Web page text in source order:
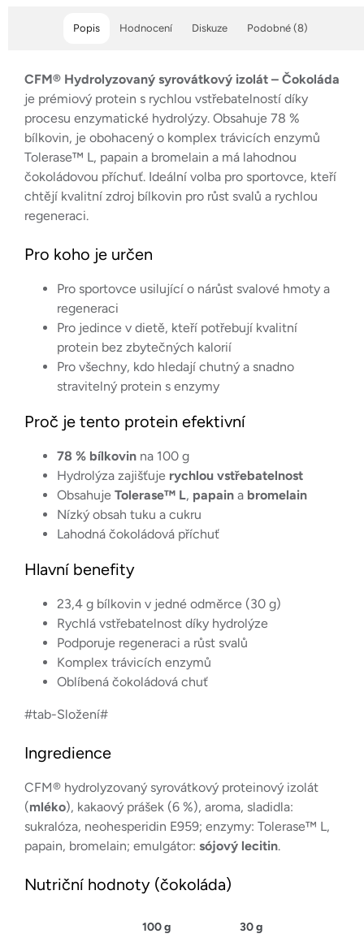
Popis Podobné (8)
Hodnocení Diskuze
CFM® Hydrolyzovaný syrovátkový izolát – Čokoláda
je prémiový protein s rychlou vstřebatelností díky
procesu enzymatické hydrolýzy. Obsahuje 78 %
bílkovin, je obohacený o komplex trávicích enzymů
Tolerase™ L, papain a bromelain a má lahodnou
čokoládovou příchuť. Ideální volba pro sportovce, kteří
chtějí kvalitní zdroj bílkovin pro růst svalů a rychlou
regeneraci.
Pro koho je určen
Pro sportovce usilující o nárůst svalové hmoty a
regeneraci
Pro jedince v dietě, kteří potřebují kvalitní
protein bez zbytečných kalorií
Pro všechny, kdo hledají chutný a snadno
stravitelný protein s enzymy
Proč je tento protein efektivní
78 % bílkovin na 100 g
Hydrolýza zajišťuje rychlou vstřebatelnost
Obsahuje Tolerase™ L, papain a bromelain
Nízký obsah tuku a cukru
Lahodná čokoládová příchuť
Hlavní benefity
23,4 g bílkovin v jedné odměrce (30 g)
Rychlá vstřebatelnost díky hydrolýze
Podporuje regeneraci a růst svalů
Komplex trávicích enzymů
Oblíbená čokoládová chuť
#tab-Složení#
Ingredience
CFM® hydrolyzovaný syrovátkový proteinový izolát
(mléko), kakaový prášek (6 %), aroma, sladidla:
sukralóza, neohesperidin E959; enzymy: Tolerase™ L,
papain, bromelain; emulgátor: sójový lecitin.
Nutriční hodnoty (čokoláda)
100 g 30 g